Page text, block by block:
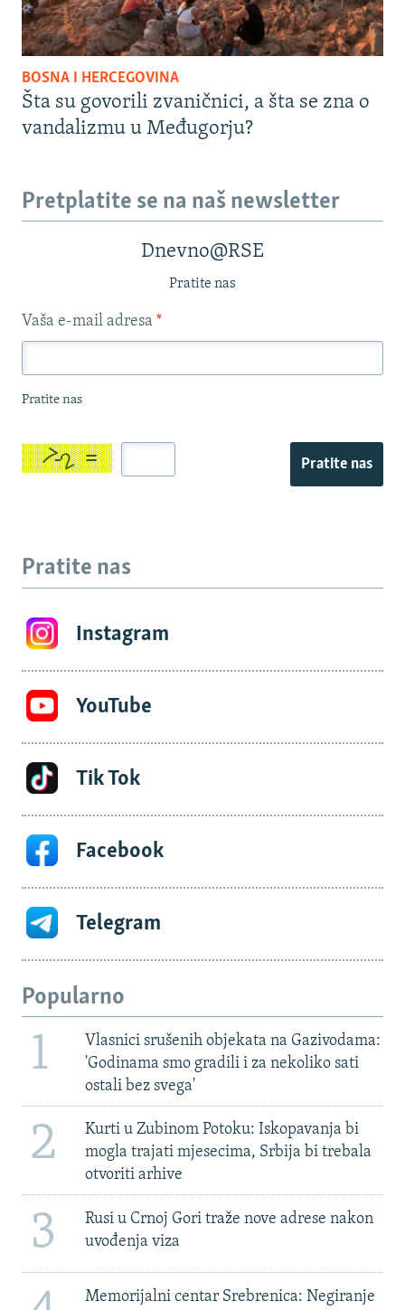
BOSNA I HERCEGOVINA
Šta su govorili zvaničnici, a šta se zna o
vandalizmu u Međugorju?
Pretplatite se na naš newsletter
Dnevno@RSE
Pratite nas
Vaša e-mail adresa *
Pratite nas
Pratite nas
Pratite nas
Instagram
YouTube
Tik Tok
Facebook
Telegram
Popularno
1
Vlasnici srušenih objekata na Gazivodama:
'Godinama smo gradili i za nekoliko sati
ostali bez svega'
2
Kurti u Zubinom Potoku: Iskopavanja bi
mogla trajati mjesecima, Srbija bi trebala
otvoriti arhive
3
Rusi u Crnoj Gori traže nove adrese nakon
uvođenja viza
Memorijalni centar Srebrenica: Negiranje